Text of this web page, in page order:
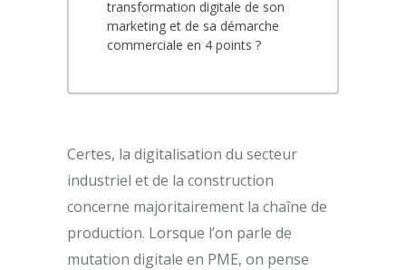
transformation digitale de son
marketing et de sa démarche
commerciale en 4 points ?
Certes, la digitalisation du secteur
industriel et de la construction
concerne majoritairement la chaîne de
production. Lorsque l’on parle de
mutation digitale en PME, on pense